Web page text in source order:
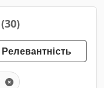
(30)